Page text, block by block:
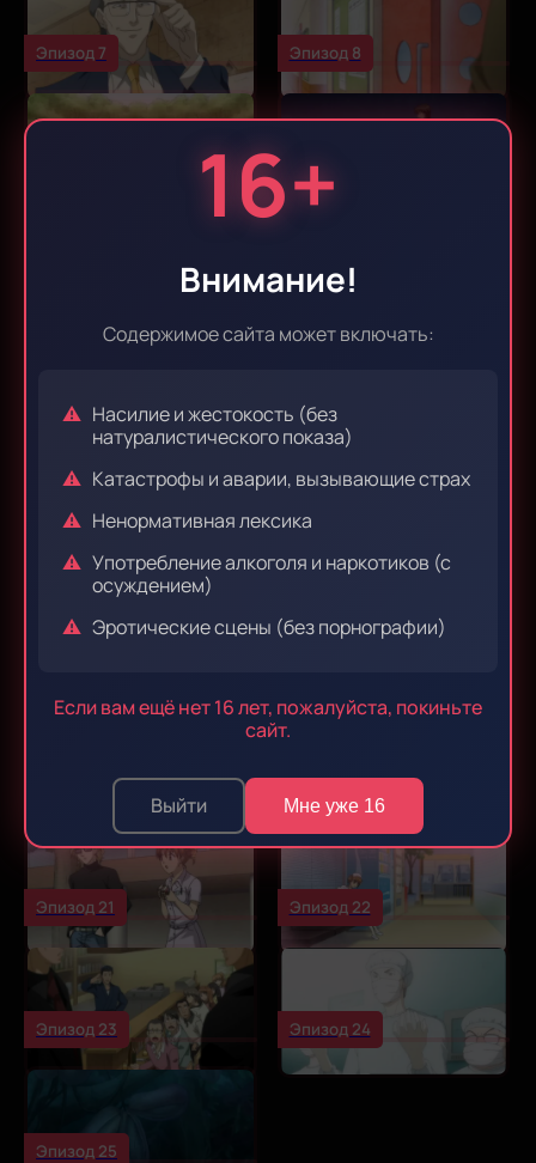
16+
Внимание!
Содержимое сайта может включать:
Насилие и жестокость (без
натуралистического показа)
Катастрофы и аварии, вызывающие страх
Ненормативная лексика
Употребление алкоголя и наркотиков (с
осуждением)
Эротические сцены (без порнографии)
Если вам ещё нет 16 лет, пожалуйста, покиньте
сайт.
Выйти Мне уже 16
Эпизод 7 Эпизод 8
Эпизод 12
Эпизод 13 Эпизод 14
Эпизод 19 Эпизод 20
Эпизод 21 Эпизод 22
Эпизод 23 Эпизод 24
Эпизод 25